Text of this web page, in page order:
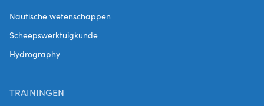
Nautische wetenschappen
Scheepswerktuigkunde
Hydrography
TRAININGEN